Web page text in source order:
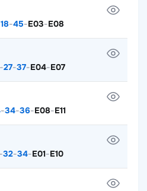
18-45-E03-E08
-27-37-E04-E07
-34-36-E08-E11
-32-34-E01-E10